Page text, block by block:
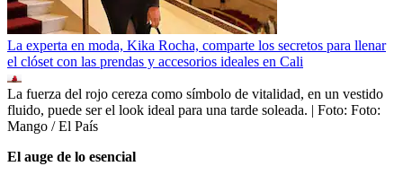
La experta en moda, Kika Rocha, comparte los secretos para llenar
el clóset con las prendas y accesorios ideales en Cali
La fuerza del rojo cereza como símbolo de vitalidad, en un vestido
fluido, puede ser el look ideal para una tarde soleada. | Foto: Foto:
Mango / El País
El auge de lo esencial